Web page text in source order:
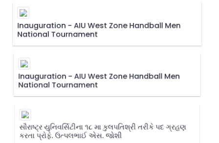
Inauguration - AIU West Zone Handball Men
National Tournament
Inauguration - AIU West Zone Handball Men
National Tournament
સૌરાષ્ટ્ર યુનિવર્સિટીના ૧૮ મા કુલપતિશ્રી તરીકે પદ ગ્રહણ
કરતા પ્રોફે. ઉત્પલભાઈ એસ. જોશી